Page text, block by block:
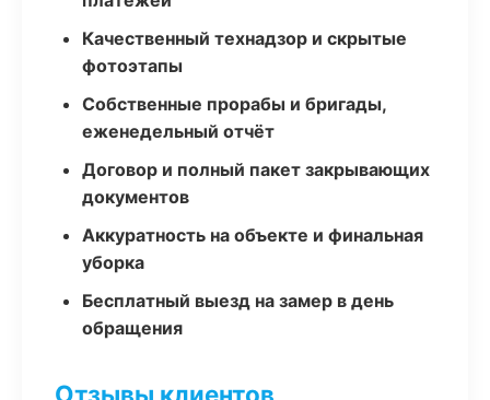
Качественный технадзор и скрытые
фотоэтапы
Собственные прорабы и бригады,
еженедельный отчёт
Договор и полный пакет закрывающих
документов
Аккуратность на объекте и финальная
уборка
Бесплатный выезд на замер в день
обращения
Отзывы клиентов